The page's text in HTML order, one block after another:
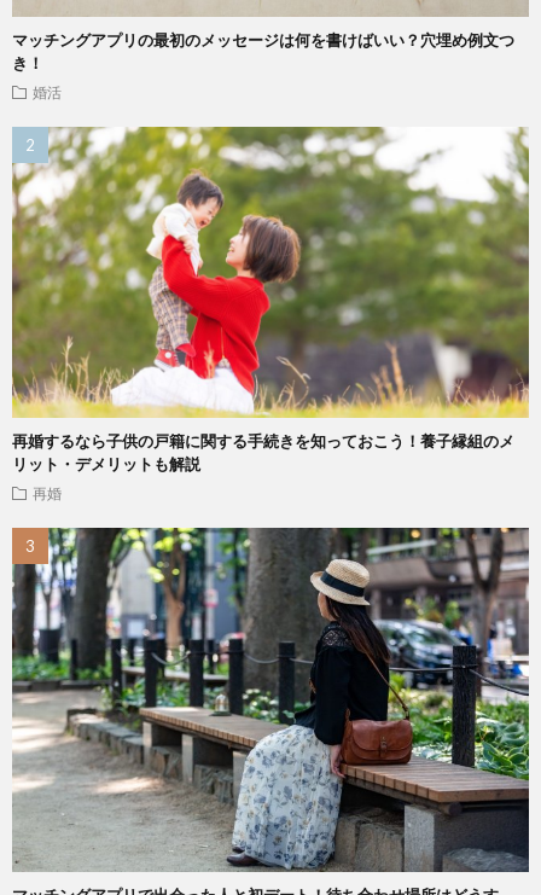
マッチングアプリの最初のメッセージは何を書けばいい？穴埋め例文つ
き！
婚活
再婚するなら子供の戸籍に関する手続きを知っておこう！養子縁組のメ
リット・デメリットも解説
再婚